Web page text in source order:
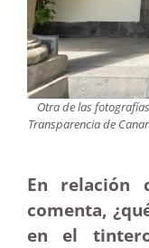
Otra de las
Transparencia de
En relación
comenta,
en el